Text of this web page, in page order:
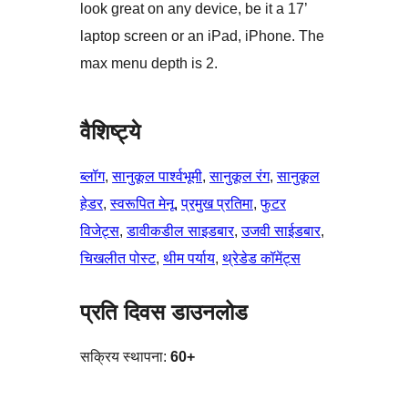
look great on any device, be it a 17’
laptop screen or an iPad, iPhone. The
max menu depth is 2.
वैशिष्ट्ये
ब्लॉग, सानुकूल पार्श्वभूमी, सानुकूल रंग, सानुकूल
हेडर, स्वरूपित मेनू, प्रमुख प्रतिमा, फुटर
विजेट्स, डावीकडील साइडबार, उजवी साईडबार
चिखलीत पोस्ट, थीम पर्याय, थ्रेडेड कॉमेंट्स
प्रति दिवस डाउनलोड
सक्रिय स्थापना: 60+